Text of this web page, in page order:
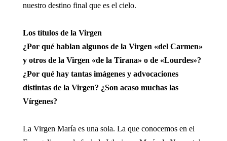
nuestro destino final que es el cielo.
Los títulos de la Virgen
¿Por qué hablan algunos de la Virgen «del Carmen»
y otros de la Virgen «de la Tirana» o de «Lourdes»?
¿Por qué hay tantas imágenes y advocaciones
distintas de la Virgen? ¿Son acaso muchas las
Vírgenes?
La Virgen María es una sola. La que conocemos en el